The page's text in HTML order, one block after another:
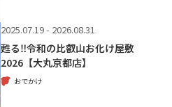
2025.07.19 - 2026.08.31
甦る‼令和の比叡山お化け屋敷
2026【大丸京都店】
おでかけ